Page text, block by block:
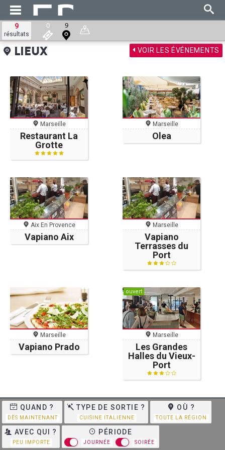
QUAND ?
DÈS MAINTENANT
TYPE DE SORTIE ?
CUISINE ITALIENNE
OÙ ?
TOUTE LA RÉGION
AVEC QUI ?
PEU IMPORTE
PÉRIODE
JOURNÉE SOIRÉE
VOIR LES ÉVÉNEMENTS
LIEUX
Marseille
Restaurant La
Grotte
Marseille
Olea
Aix En Provence
Vapiano Aix
Marseille
Vapiano
Terrasses du
Port
Marseille
Vapiano Prado
ouvert
Marseille
Les Grandes
Halles du Vieux-
Port
Marseille Puget-sur-Argens
9
résultats
0 9